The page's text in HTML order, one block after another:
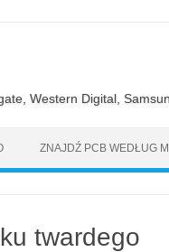
Western Digital,
ZNAJDŹ PCB WEDŁUG
twardego